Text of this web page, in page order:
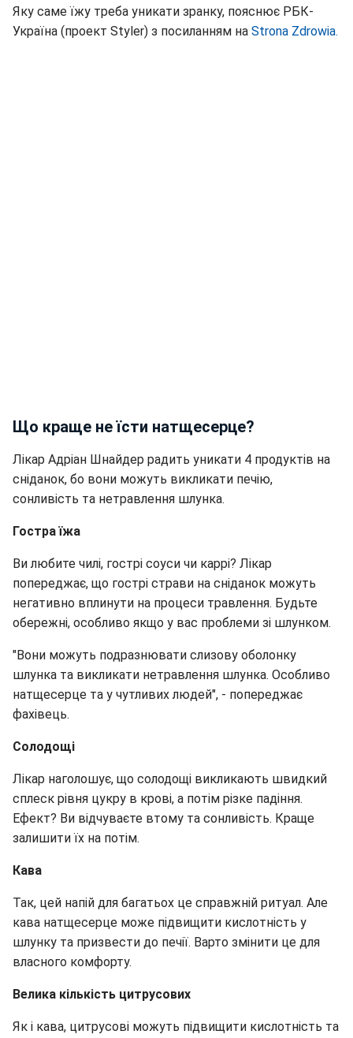
Яку саме їжу треба уникати зранку, пояснює РБК-
Україна (проект Styler) з посиланням на Strona Zdrowia.
Що краще не їсти натщесерце?
Лікар Адріан Шнайдер радить уникати 4 продуктів на
сніданок, бо вони можуть викликати печію,
сонливість та нетравлення шлунка.
Гостра їжа
Ви любите чилі, гострі соуси чи каррі? Лікар
попереджає, що гострі страви на сніданок можуть
негативно вплинути на процеси травлення. Будьте
обережні, особливо якщо у вас проблеми зі шлунком.
"Вони можуть подразнювати слизову оболонку
шлунка та викликати нетравлення шлунка. Особливо
натщесерце та у чутливих людей", - попереджає
фахівець.
Солодощі
Лікар наголошує, що солодощі викликають швидкий
сплеск рівня цукру в крові, а потім різке падіння.
Ефект? Ви відчуваєте втому та сонливість. Краще
залишити їх на потім.
Кава
Так, цей напій для багатьох це справжній ритуал. Але
кава натщесерце може підвищити кислотність у
шлунку та призвести до печії. Варто змінити це для
власного комфорту.
Велика кількість цитрусових
Як і кава, цитрусові можуть підвищити кислотність та